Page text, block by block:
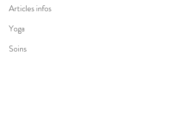
Articles infos
Yoga
Soins